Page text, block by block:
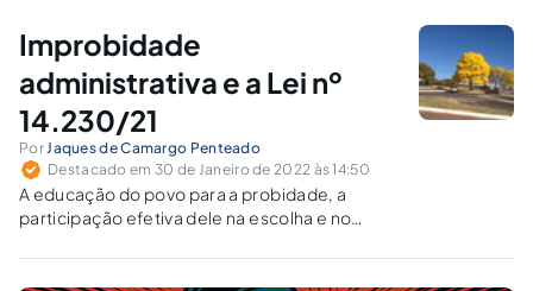
Improbidade
administrativa e a Lei nº
14.230/21
PorJaques de Camargo Penteado
Destacado em 30 de Janeiro de 2022 às 14:50
A educação do povo para a probidade, a
participação efetiva dele na escolha e no
a aplicação do devido processo legal,